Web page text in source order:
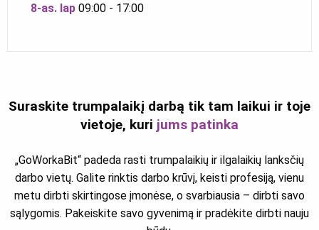
8-as. lap 09:00 - 17:00
Suraskite trumpalaikį darbą tik tam laikui ir toje
vietoje, kuri jums patinka
„GoWorkaBit“ padeda rasti trumpalaikių ir ilgalaikių lanksčių
darbo vietų. Galite rinktis darbo krūvį, keisti profesiją, vienu
metu dirbti skirtingose įmonėse, o svarbiausia – dirbti savo
sąlygomis. Pakeiskite savo gyvenimą ir pradėkite dirbti nauju